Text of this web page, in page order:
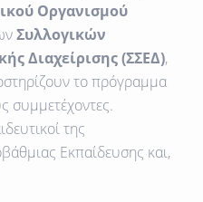
Οργανισμού
Συλλογικών
Διαχείρισης (ΣΣΕΔ),
το πρόγραμμα
συμμετέχοντες.
της
Εκπαίδευσης και,